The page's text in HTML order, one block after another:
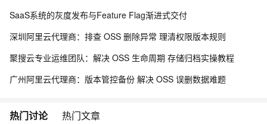
SaaS系统的灰度发布与Feature Flag渐进式交付
深圳阿里云代理商：排查 OSS 删除异常 理清权限版本规则
聚搜云专业运维团队：解决 OSS 生命周期 存储归档实操教程
广州阿里云代理商：版本管控备份 解决 OSS 误删数据难题
热门讨论 热门文章